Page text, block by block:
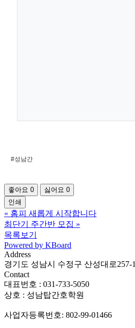
#성남간
좋아요 0 싫어요 0
인쇄
« 홈피 새롭게 시작합니다
최단기 주간반 모집 »
목록보기
Powered by KBoard
Address
경기도 성남시 수정구 산성대로257-1
Contact
대표번호 : 031-733-5050
상호 : 성남탑간호학원
사업자등록번호: 802-99-01466